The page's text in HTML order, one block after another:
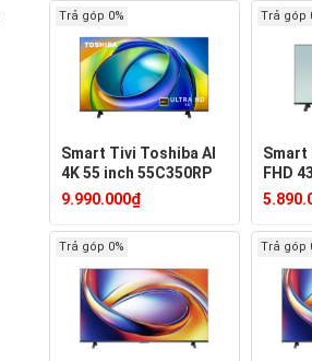
Trả góp 0%
Smart Tivi Toshiba AI
4K 55 inch 55C350RP
9.990.000₫
Trả góp
Smart
FHD
Trả góp 0% Trả góp